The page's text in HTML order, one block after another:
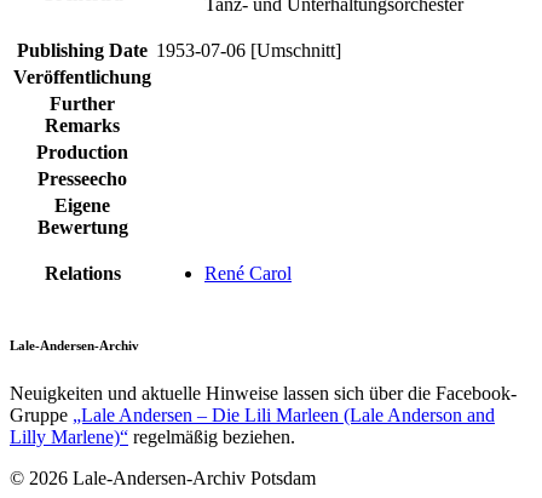
Publishing Date 1953-07-06 [Umschnitt]
Veröffentlichung
Further
Remarks
Production
Presseecho
Eigene
Bewertung
Relations René Carol
Lale-Andersen-Archiv
Neuigkeiten und aktuelle Hinweise lassen sich über die Facebook-
Gruppe „Lale Andersen – Die Lili Marleen (Lale Anderson and
Lilly Marlene)“ regelmäßig beziehen.
© 2026 Lale-Andersen-Archiv Potsdam